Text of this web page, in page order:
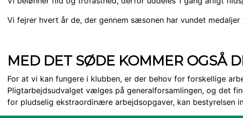
Vi fejrer hvert år de, der gennem sæsonen har vundet
MED DET SØDE KOMMER OGSÅ
For at vi kan fungere i klubben, er der behov for forskellige
Pligtarbejdsudvalget vælges på generalforsamlingen, og det
for pludselig ekstraordinære arbejdsopgaver, kan bestyrelsen